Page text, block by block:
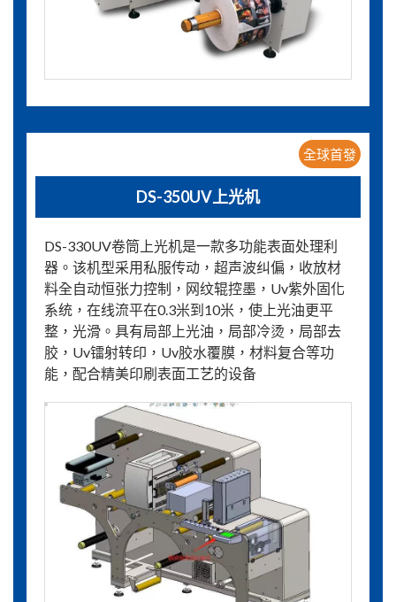
全球首發
DS-350UV上光机
DS-330UV卷筒上光机是一款多功能表面处理利
器。该机型采用私服传动，超声波纠偏，收放材
料全自动恒张力控制，网纹辊控墨，Uv紫外固化
系统，在线流平在0.3米到10米，使上光油更平
整，光滑。具有局部上光油，局部冷烫，局部去
胶，Uv镭射转印，Uv胶水覆膜，材料复合等功
能，配合精美印刷表面工艺的设备